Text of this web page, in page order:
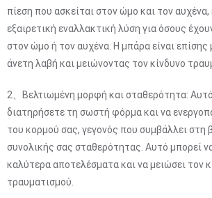
πίεση που ασκείται στον ώμο και τον
εξαιρετική εναλλακτική λύση για όσους
στον ώμο ή τον αυχένα. Η μπάρα είναι
άνετη λαβή και μειώνοντας τον κίνδυνο
2、Βελτιωμένη μορφή και σταθερότητα:
διατηρήσετε τη σωστή φόρμα και να
του κορμού σας, γεγονός που συμβάλλει στη
συνολικής σας σταθερότητας. Αυτό μπορεί
καλύτερα αποτελέσματα και να μειώσει τον
τραυματισμού.